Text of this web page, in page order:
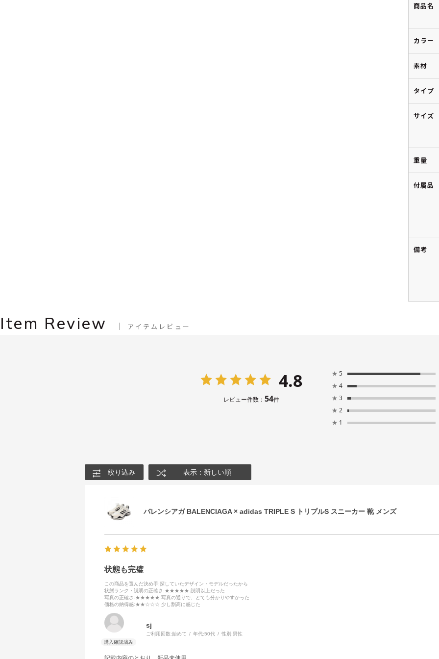
商品名
カラー
素材
タイプ
サイズ
重量
付属品
備考
Item Review アイテムレビュー
4.8
レビュー件数： 54件
★ 5
★ 4
★ 3
★ 2
★ 1
絞り込み 表示：新しい順
バレンシアガ BALENCIAGA × adidas TRIPLE S トリプルS スニーカー 靴 メンズ
状態も完璧
この商品を選んだ決め手:探していたデザイン・モデルだったから
状態ランク・説明の正確さ :★★★★★ 説明以上だった
写真の正確さ :★★★★★ 写真の通りで、とても分かりやすかった
価格の納得感:★★☆☆☆ 少し割高に感じた
sj
ご利用回数:始めて 年代:50代 性別:男性